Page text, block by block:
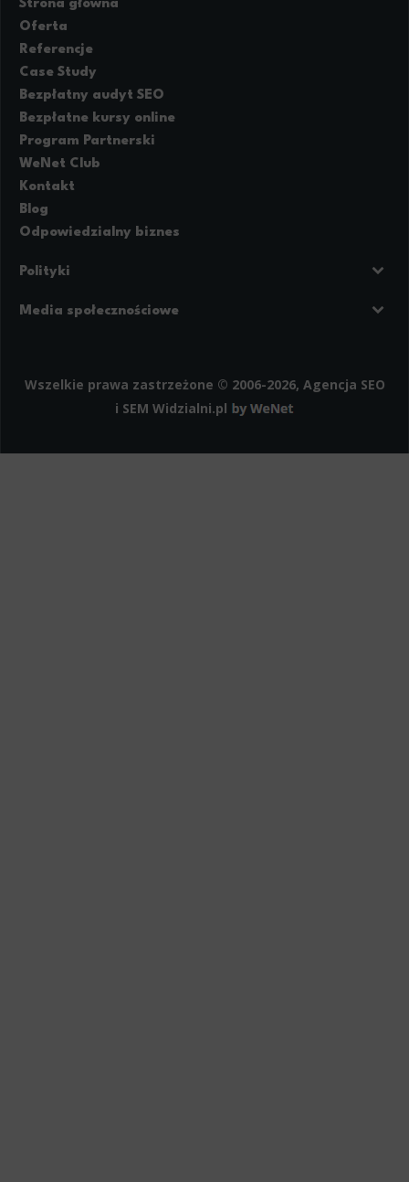
Scope responsible for displaying personalized ads that may be of interest to the user based on browsing
party files that, in conjunction with files installed while browsing other websites, profile the user,
retargeting content deemed most appropriate.
Strona główna
Oferta
Referencje
Case Study
Bezpłatny audyt SEO
Bezpłatne kursy online
Program Partnerski
WeNet Club
Kontakt
Blog
Odpowiedzialny biznes
Polityki
Regulamin strony
Media społecznościowe
Wszelkie prawa zastrzeżone © 2006-2026, Agencja SEO
i SEM Widzialni.pl